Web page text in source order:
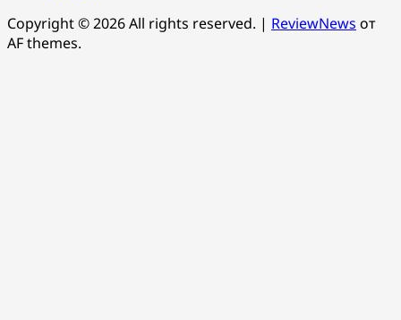
Copyright © 2026 All rights reserved. | ReviewNews от
AF themes.